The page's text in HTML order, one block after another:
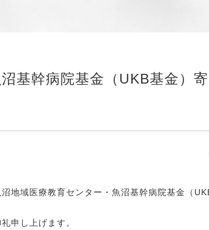
基幹病院基金（UKB基金）
地域医療教育センター・魚沼基幹病院基金（
申し上げます。